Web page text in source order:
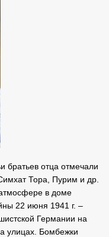
братьев отца отмечали
Тора, Пурим и др.
в доме
22 июня 1941 г. –
Германии на
улицах. Бомбежки